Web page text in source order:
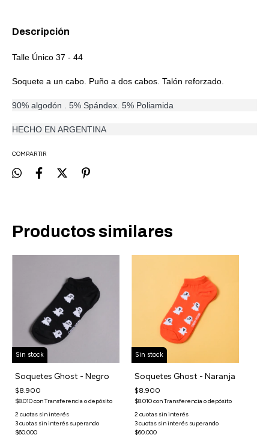
Descripción
Talle Único 37 - 44
Soquete a un cabo. Puño a dos cabos. Talón reforzado.
90% algodón . 5% Spándex. 5% Poliamida
HECHO EN ARGENTINA
COMPARTIR
Productos similares
Sin stock
Soquetes Ghost - Negro
$8.900
$8.010conTransferencia o depósito
Sin stock
Soquetes Ghost - Naranja
$8.900
$8.010conTransferencia o depósito